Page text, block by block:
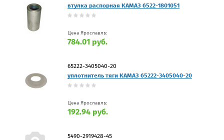
втулка распорная КАМАЗ 6522-1801051
Цена Ярославль:
784.01 руб.
65222-3405040-20
уплотнитель тяги КАМАЗ 65222-3405040-20
Цена Ярославль:
192.94 руб.
5490-2919428-45